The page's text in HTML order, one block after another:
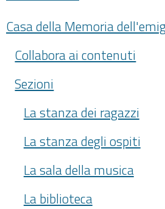
Casa della Memoria
Collabora ai contenuti
Sezioni
La stanza dei ragazzi
La stanza degli ospiti
La sala della musica
La biblioteca